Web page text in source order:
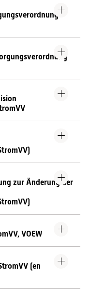
zur Änderung der
VOEW
(en